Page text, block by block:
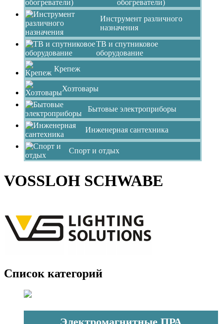
обогреватели)
Инструмент различного
назначения
ТВ и спутниковое
оборудование
Крепеж
Хозтовары
Бытовые электроприборы
Инженерная сантехника
Спорт и отдых
VOSSLOH SCHWABE
Список категорий